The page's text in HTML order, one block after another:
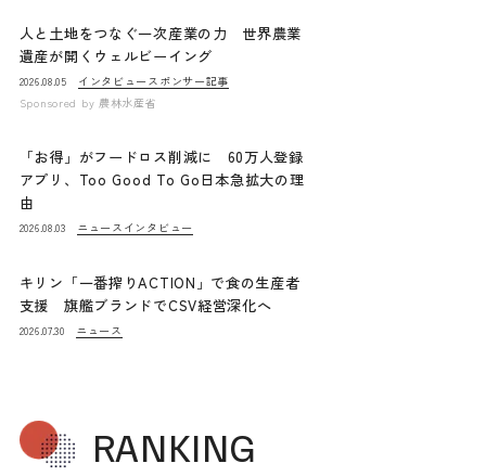
人と土地をつなぐ一次産業の力 世界農業
遺産が開くウェルビーイング
2026.08.05 インタビュー スポンサー記事
Sponsored by 農林水産省
「お得」がフードロス削減に 60万人登録
アプリ、Too Good To Go日本急拡大の理
由
2026.08.03 ニュース インタビュー
キリン「一番搾りACTION」で食の生産者
支援 旗艦ブランドでCSV経営深化へ
2026.07.30 ニュース
RANKING